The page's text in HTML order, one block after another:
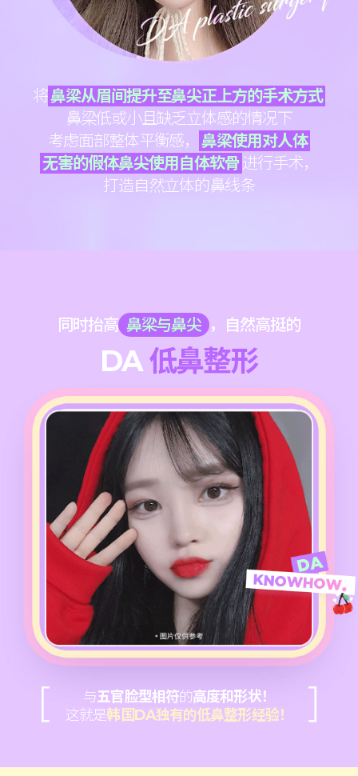
将鼻梁从眉间提升至鼻尖正上方的手术方式
鼻梁低或小且缺乏立体感的情况下
考虑面部整体平衡感，
鼻梁使用对人体
无害的假体鼻尖使用自体软骨 进行手术，
打造自然立体的鼻线条
同时抬高 鼻梁与鼻尖 ，自然高挺的
DA低鼻整形
与五官脸型相符的高度和形状！
这就是韩国DA独有的低鼻整形经验！